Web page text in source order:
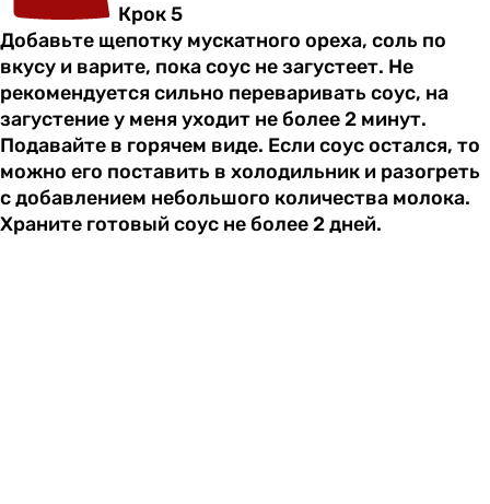
Крок 5
Добавьте щепотку мускатного ореха, соль по
вкусу и варите, пока соус не загустеет. Не
рекомендуется сильно переваривать соус, на
загустение у меня уходит не более 2 минут.
Подавайте в горячем виде. Если соус остался, то
можно его поставить в холодильник и разогреть
с добавлением небольшого количества молока.
Храните готовый соус не более 2 дней.